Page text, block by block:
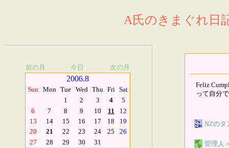
A氏のきまぐれ日
前の月 今日 次の月
2006.8
Sun Mon Tue Wed Thu Fri Sat
1
2 3 4
5
6
7 8 9 10 11
12
13
14 15 16 17 18
19
20
21 22 23 24 25
26
27
28 29 30 31
Feliz
って自分
NZのタ
管理人